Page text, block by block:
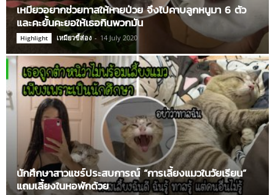
เหมียวอยากช่วยทาสให้หายป่วย จึงไปคาบลูกหนูมา 6 ตัว
และคะยั้นคะยอให้เธอกินพวกมัน
Highlight เหมียวขี้ส่อง - 14 July 2020
นักศึกษาสาวแชร์ประสบการณ์ “การเลี้ยงแมวในวัยเรียน”
แถมเลี้ยงในหอพักด้วย